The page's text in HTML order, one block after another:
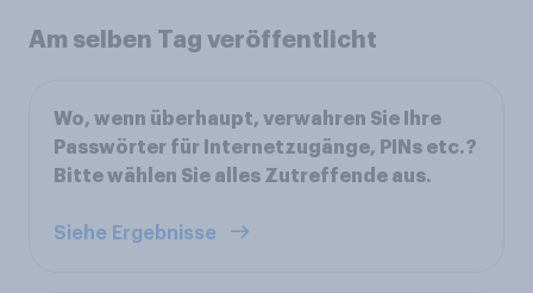
Am selben Tag veröffentlicht
Wo, wenn überhaupt, verwahren Sie Ihre
Passwörter für Internetzugänge, PINs etc.?
Bitte wählen Sie alles Zutreffende aus.
Siehe Ergebnisse